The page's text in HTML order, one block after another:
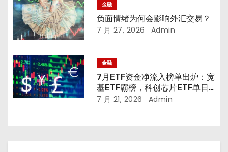
金融
负面情绪为何会影响外汇交易？
7 月 27, 2026 Admin
金融
7月ETF资金净流入榜单出炉：宽
基ETF霸榜，科创芯片ETF单日
吸金超千亿
7 月 21, 2026 Admin